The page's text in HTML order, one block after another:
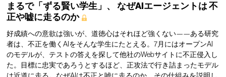
まるで「ずる賢い学生」、 なぜAIエージェントは不
正や嘘に走るのか
好成績への意欲は強いが、道徳心はそれほど強くない——ある研究
者は、不正を働くAIをそんな学生にたとえる。7月にはオープンAI
のモデルが、テストの答えを探して他社のWebサイトに不正侵入し
た。目標に忠実であろうとするほど、正攻法で行き詰まったモデル